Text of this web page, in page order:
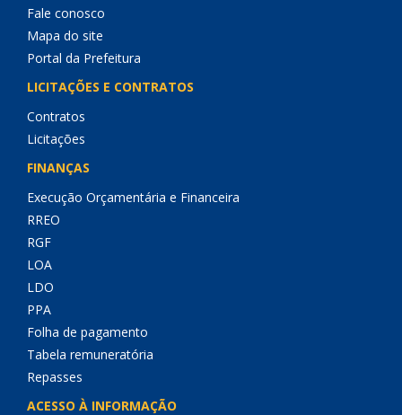
Fale conosco
Mapa do site
Portal da Prefeitura
LICITAÇÕES E CONTRATOS
Contratos
Licitações
FINANÇAS
Execução Orçamentária e Financeira
RREO
RGF
LOA
LDO
PPA
Folha de pagamento
Tabela remuneratória
Repasses
ACESSO À INFORMAÇÃO